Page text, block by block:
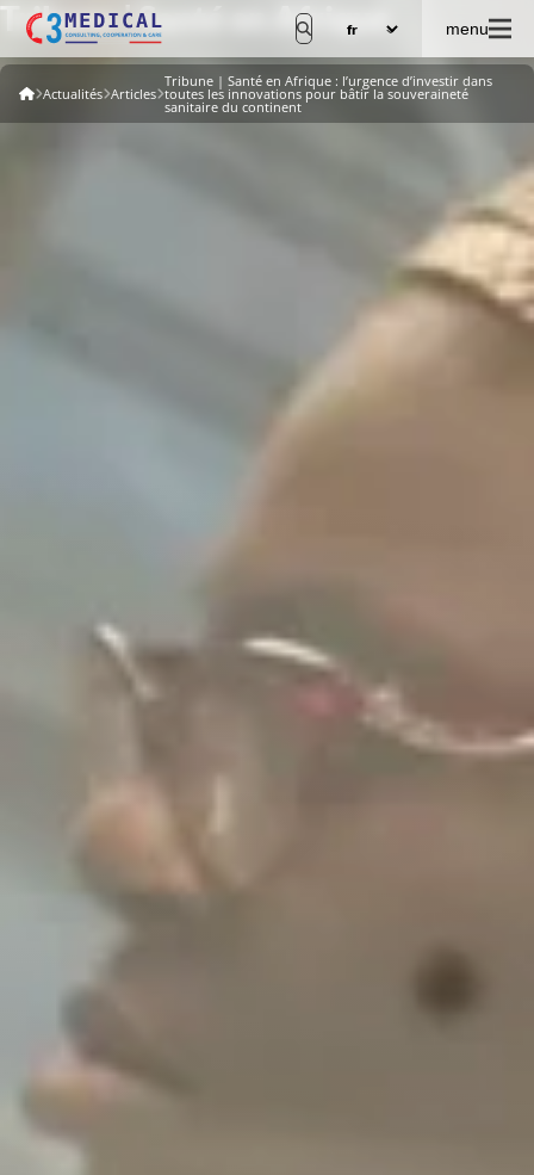
menu
Tribune | Santé en Afrique
Actualités Articles
Tribune | Santé en Afrique : l’urgence d’investir dans
toutes les innovations pour bâtir la souveraineté
sanitaire du continent